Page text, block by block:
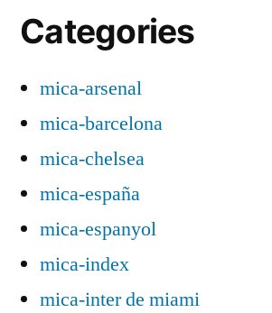
Categories
mica-arsenal
mica-barcelona
mica-chelsea
mica-españa
mica-espanyol
mica-index
mica-inter de miami